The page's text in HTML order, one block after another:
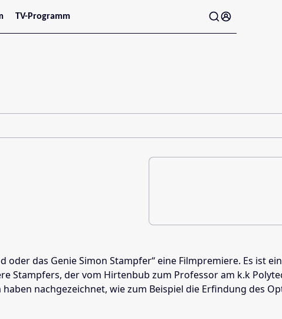
TV-Programm
oder das Genie Simon Stampfer“ eine Filmpremiere. Es
Stampfers, der vom Hirtenbub zum Professor am k.k
nachgezeichnet, wie zum Beispiel die Erfindung des